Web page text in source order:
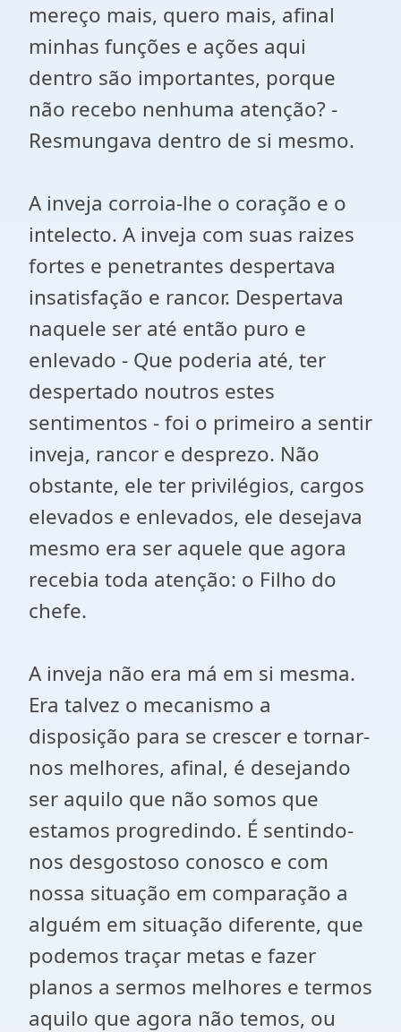
mereço mais, quero mais, afinal
minhas funções e ações aqui
dentro são importantes, porque
não recebo nenhuma atenção? -
Resmungava dentro de si mesmo.
A inveja corroia-lhe o coração e o
intelecto. A inveja com suas raizes
fortes e penetrantes despertava
insatisfação e rancor. Despertava
naquele ser até então puro e
enlevado - Que poderia até, ter
despertado noutros estes
sentimentos - foi o primeiro a sentir
inveja, rancor e desprezo. Não
obstante, ele ter privilégios, cargos
elevados e enlevados, ele desejava
mesmo era ser aquele que agora
recebia toda atenção: o Filho do
chefe.
A inveja não era má em si mesma.
Era talvez o mecanismo a
disposição para se crescer e tornar-
nos melhores, afinal, é desejando
ser aquilo que não somos que
estamos progredindo. É sentindo-
nos desgostoso conosco e com
nossa situação em comparação a
alguém em situação diferente, que
podemos traçar metas e fazer
planos a sermos melhores e termos
aquilo que agora não temos, ou